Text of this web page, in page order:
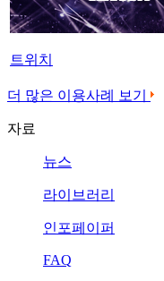
트위치
더 많은 이용사례 보기
자료
뉴스
라이브러리
인포페이퍼
FAQ